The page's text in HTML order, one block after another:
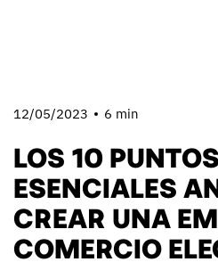
12/05/2023 6 min
LOS 10 PUNTOS
ESENCIALES
CREAR UNA
COMERCIO